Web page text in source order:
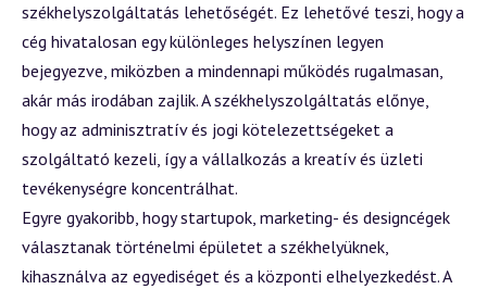
székhelyszolgáltatás lehetőségét. Ez lehetővé teszi, hogy a
cég hivatalosan egy különleges helyszínen legyen
bejegyezve, miközben a mindennapi működés rugalmasan,
akár más irodában zajlik. A székhelyszolgáltatás előnye,
hogy az adminisztratív és jogi kötelezettségeket a
szolgáltató kezeli, így a vállalkozás a kreatív és üzleti
tevékenységre koncentrálhat.
Egyre gyakoribb, hogy startupok, marketing- és designcégek
választanak történelmi épületet a székhelyüknek,
kihasználva az egyediséget és a központi elhelyezkedést. A